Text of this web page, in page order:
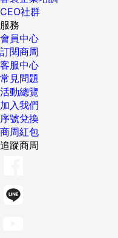
CEO社群
服務
會員中心
訂閱商周
客服中心
常見問題
活動總覽
加入我們
序號兌換
商周紅包
追蹤商周